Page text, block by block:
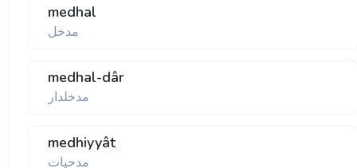
medhal
مدخل
medhal-dâr
مدخلدار
medhiyyât
مدحيات